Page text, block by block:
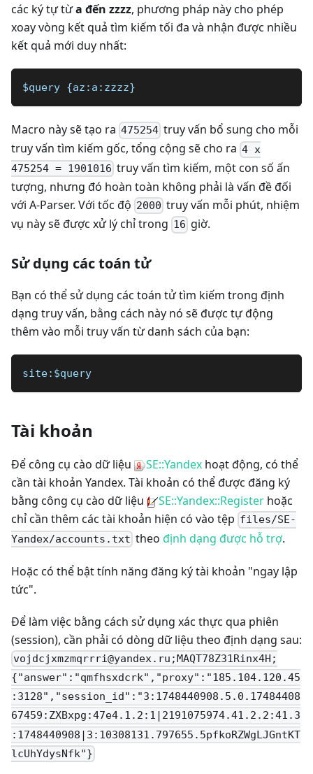
các ký tự từa đến zzzz, phương pháp này cho phép
xoay vòng kết quả tìm kiếm tối đa và nhận được nhiều
kết quả mới duy nhất:
$query {az:a:zzzz}
Macro này sẽ tạo ra 475254 truy vấn bổ sung cho mỗi
truy vấn tìm kiếm gốc, tổng cộng sẽ cho ra 4 x
475254 = 1901016 truy vấn tìm kiếm, một con số ấn
tượng, nhưng đó hoàn toàn không phải là vấn đề đối
với A-Parser. Với tốc độ 2000 truy vấn mỗi phút, nhiệm
vụ này sẽ được xử lý chỉ trong 16 giờ.
Sử dụng các toán tử
Bạn có thể sử dụng các toán tử tìm kiếm trong định
dạng truy vấn, bằng cách này nó sẽ được tự động
thêm vào mỗi truy vấn từ danh sách của bạn:
site:$query
Tài khoản
Để công cụ cào dữ liệu SE::Yandex hoạt động, có thể
cần tài khoản Yandex. Tài khoản có thể được đăng ký
bằng công cụ cào dữ liệu
SE::Yandex::Register hoặc
chỉ cần thêm các tài khoản hiện có vào tệp files/SE-
Yandex/accounts.txt theođịnh dạng được hỗ trợ.
Hoặc có thể bật tính năng đăng ký tài khoản "ngay lập
tức".
Để làm việc bằng cách sử dụng xác thực qua phiên
(session), cần phải có dòng dữ liệu theo định dạng sau:
vojdcjxmzmqrrri@yandex.ru ;MAQT78Z31Rinx4H;
{"answer":"qmfhsxdcrk","proxy":"185.104.120.45
:3128","session_id":"3:1748440908.5.0.17484408
67459:ZXBxpg:47e4.1.2:1|2191075974.41.2.2:41.3
:1748440908|3:10308131.797655.5pfkoRZWgLJGntKT
lcUhYdysNfk"}